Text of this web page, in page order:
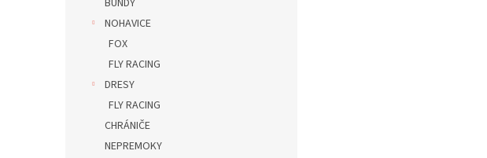
BUNDY
NOHAVICE
FOX
FLY RACING
DRESY
FLY RACING
CHRÁNIČE
NEPREMOKY